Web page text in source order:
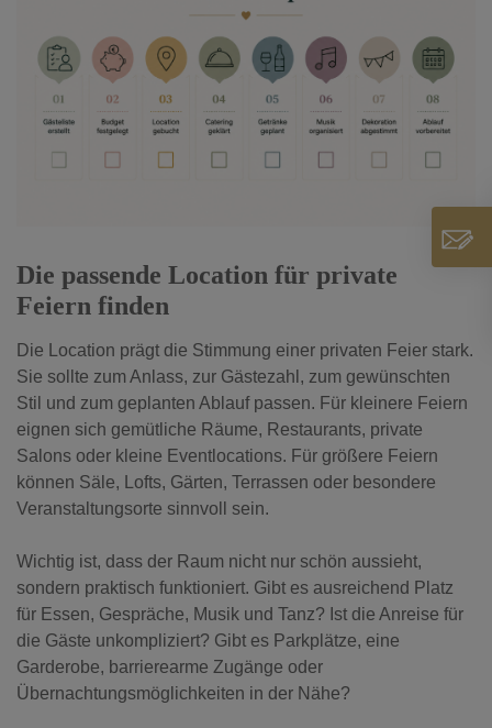
Die passende Location für private
Feiern finden
Die Location prägt die Stimmung einer privaten Feier stark.
Sie sollte zum Anlass, zur Gästezahl, zum gewünschten
Stil und zum geplanten Ablauf passen. Für kleinere Feiern
eignen sich gemütliche Räume, Restaurants, private
Salons oder kleine Eventlocations. Für größere Feiern
können Säle, Lofts, Gärten, Terrassen oder besondere
Veranstaltungsorte sinnvoll sein.
Wichtig ist, dass der Raum nicht nur schön aussieht,
sondern praktisch funktioniert. Gibt es ausreichend Platz
für Essen, Gespräche, Musik und Tanz? Ist die Anreise für
die Gäste unkompliziert? Gibt es Parkplätze, eine
Garderobe, barrierearme Zugänge oder
Übernachtungsmöglichkeiten in der Nähe?